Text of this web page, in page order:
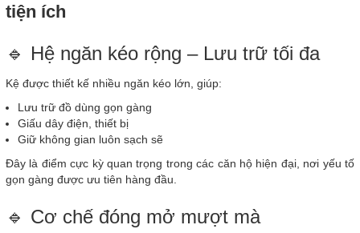
tiện ích
🔹 Hệ ngăn kéo rộng – Lưu trữ tối đa
Kệ được thiết kế nhiều ngăn kéo lớn, giúp:
Lưu trữ đồ dùng gọn gàng
Giấu dây điện, thiết bị
Giữ không gian luôn sạch sẽ
Đây là điểm cực kỳ quan trọng trong các căn hộ hiện đại, nơi yếu tố
gọn gàng được ưu tiên hàng đầu.
🔹 Cơ chế đóng mở mượt mà